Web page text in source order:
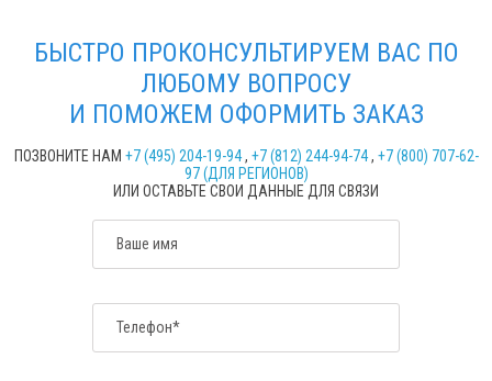
БЫСТРО ПРОКОНСУЛЬТИРУЕМ ВАС ПО
ЛЮБОМУ ВОПРОСУ
И ПОМОЖЕМ ОФОРМИТЬ ЗАКАЗ
ПОЗВОНИТЕ НАМ +7 (495) 204-19-94, +7 (812) 244-94-74, +7 (800) 707-62-
97 (ДЛЯ РЕГИОНОВ)
ИЛИ ОСТАВЬТЕ СВОИ ДАННЫЕ ДЛЯ СВЯЗИ
Ваше имя
Телефон*